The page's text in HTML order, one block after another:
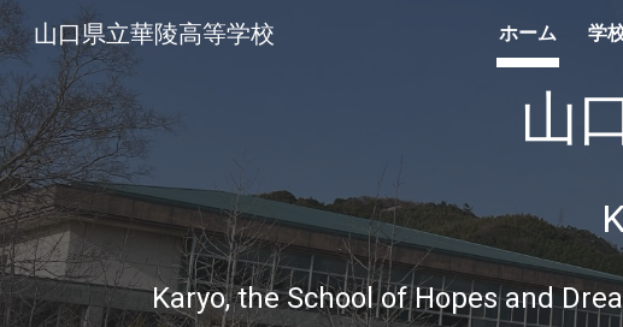
Skip to
山口県立華陵高等学校 ホーム 学
山
Karyo, the School of Hopes and